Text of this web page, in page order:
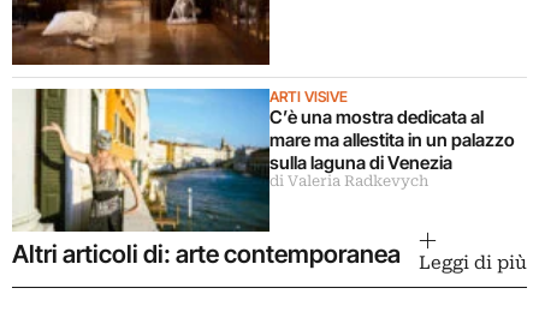
ARTI VISIVE
C’è una mostra dedicata al
mare ma allestita in un palazzo
sulla laguna di Venezia
di Valeria Radkevych
Altri articoli di: arte contemporanea Leggi di più